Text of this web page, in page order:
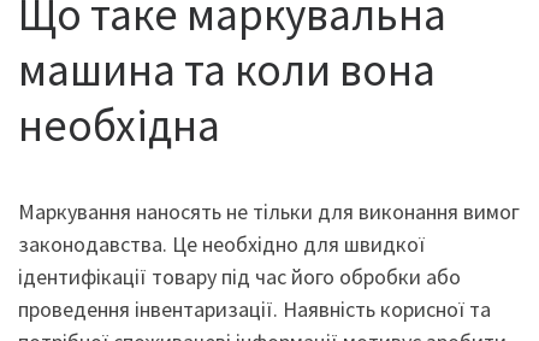
Що таке маркувальна
машина та коли вона
необхідна
Маркування наносять не тільки для виконання вимог
законодавства. Це необхідно для швидкої
ідентифікації товару під час його обробки або
проведення інвентаризації. Наявність корисної та